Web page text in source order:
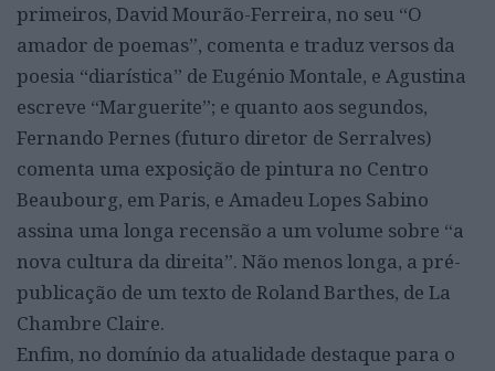
primeiros, David Mourão-Ferreira, no seu “O
amador de poemas”, comenta e traduz versos da
poesia “diarística” de Eugénio Montale, e Agustina
escreve “Marguerite”; e quanto aos segundos,
Fernando Pernes (futuro diretor de Serralves)
comenta uma exposição de pintura no Centro
Beaubourg, em Paris, e Amadeu Lopes Sabino
assina uma longa recensão a um volume sobre “a
nova cultura da direita”. Não menos longa, a pré-
publicação de um texto de Roland Barthes, de La
Chambre Claire.
Enfim, no domínio da atualidade destaque para o